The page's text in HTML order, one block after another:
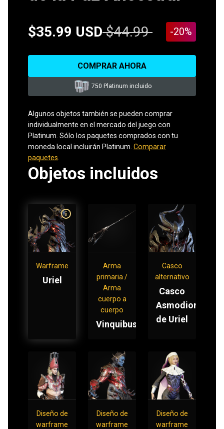
$35.99 USD $44.99 -20%
COMPRAR AHORA
750 Platinum incluido
Algunos objetos también se pueden comprar
individualmente en el mercado del juego con
Platinum. Sólo los paquetes comprados con tu
moneda local incluirán Platinum. Comparar
paquetes
Objetos incluidos
Warframe
Uriel
Arma
primaria /
Arma
cuerpo a
cuerpo
Vinquibus
Casco
alternativo
Casco
Asmodion
de Uriel
Diseño de
warframe
Diseño de
warframe
Diseño de
warframe